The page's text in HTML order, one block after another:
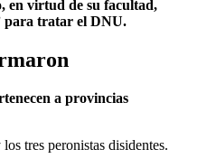
a provincias
tres peronistas disidentes.
fueguino Pablo Blanco; la